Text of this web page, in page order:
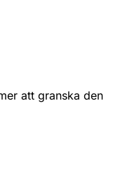
att granska den